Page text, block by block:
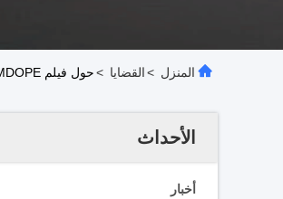
المنزل >القضايا >حول فيلم VMDOPE
الأحداث
أخبار